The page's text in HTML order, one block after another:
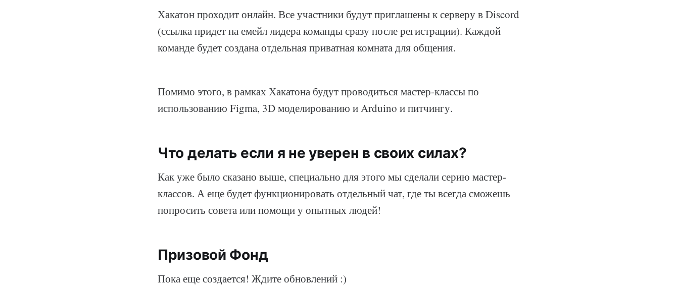
Хакатон проходит онлайн. Все участники будут приглашены к серверу в Discord
(ссылка придет на емейл лидера команды сразу после регистрации). Каждой
команде будет создана отдельная приватная комната для общения.
Помимо этого, в рамках Хакатона будут проводиться мастер-классы по
использованию Figma, 3D моделированию и Arduino и питчингу.
Что делать если я не уверен в своих силах?
Как уже было сказано выше, специально для этого мы сделали серию мастер-
классов. А еще будет функционировать отдельный чат, где ты всегда сможешь
попросить совета или помощи у опытных людей!
Призовой Фонд
Пока еще создается! Ждите обновлений :)